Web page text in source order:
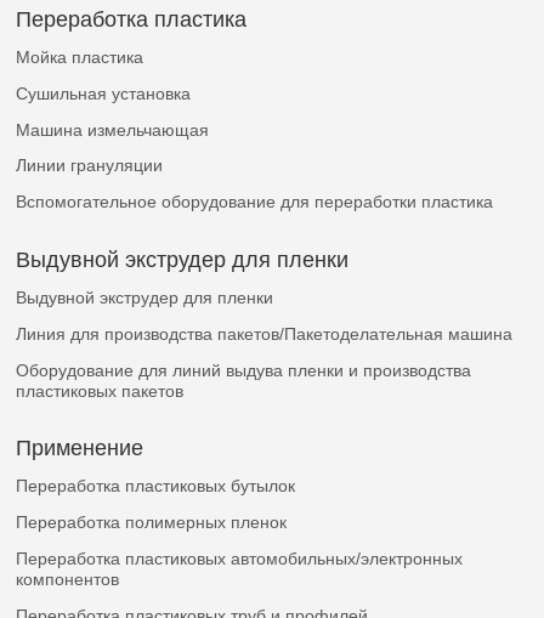
Переработка пластика
Мойка пластика
Сушильная установка
Машина измельчающая
Линии грануляции
Вспомогательное оборудование для переработки пластика
Выдувной экструдер для пленки
Выдувной экструдер для пленки
Линия для производства пакетов/Пакетоделательная машина
Оборудование для линий выдува пленки и производства
пластиковых пакетов
Применение
Переработка пластиковых бутылок
Переработка полимерных пленок
Переработка пластиковых автомобильных/электронных
компонентов